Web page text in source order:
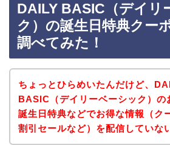
DAILY BASIC（デイリ
ク）の誕生日特典クー
調べてみた！
ちょっとひらめいたんだけど、
BASIC（デイリーベーシック）の
誕生日特典などでお得な情報（ク
割引セールなど）を配信していな